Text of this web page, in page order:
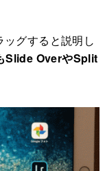
グすると説明し
Slide OverやSplit